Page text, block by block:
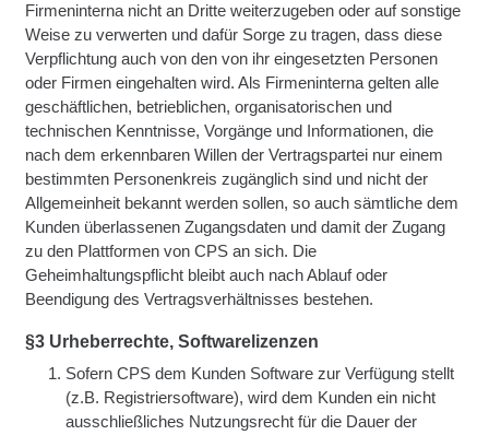
Firmeninterna nicht an Dritte weiterzugeben oder auf sonstige
Weise zu verwerten und dafür Sorge zu tragen, dass diese
Verpflichtung auch von den von ihr eingesetzten Personen
oder Firmen eingehalten wird. Als Firmeninterna gelten alle
geschäftlichen, betrieblichen, organisatorischen und
technischen Kenntnisse, Vorgänge und Informationen, die
nach dem erkennbaren Willen der Vertragspartei nur einem
bestimmten Personenkreis zugänglich sind und nicht der
Allgemeinheit bekannt werden sollen, so auch sämtliche dem
Kunden überlassenen Zugangsdaten und damit der Zugang
zu den Plattformen von CPS an sich. Die
Geheimhaltungspflicht bleibt auch nach Ablauf oder
Beendigung des Vertragsverhältnisses bestehen.
§3 Urheberrechte, Softwarelizenzen
Sofern CPS dem Kunden Software zur Verfügung stellt
(z.B. Registriersoftware), wird dem Kunden ein nicht
ausschließliches Nutzungsrecht für die Dauer der